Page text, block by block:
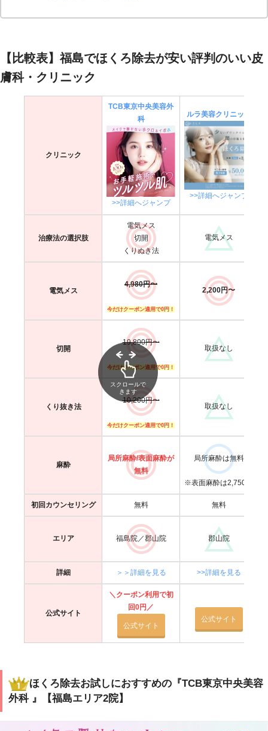
ろ除
電気メス 切開
費用
5,500～10,00
5,500～10,000円 10,000～20,000円
ほく
5㎜以下の盛り上
がったほくろ
盛り上がったほく
ろ
・1～2回でほ
ムが短い
・1回でほくろ除
去完了
・値段が安い
・テープの上か
らメイクで隠せ
・取り残しがなく
再発の心配がない
・保険適用できる
ほくろ除去は、基本的に保険適用外となります
【比較表】福島でほくろ除去が安い評判のいい皮
膚科・クリニック
クリニック
TCB東京中央美容外
科
>>詳細へジャンプ
ルラ美容クリニック
>>詳細へジャンプ
治療法の選択肢
電気メス
切開
くりぬき法
電気メス
電気メス
4,980円〜
今だけクーポン適用で0円！
2,200円〜
切開
19,800円〜
今だけクーポン適用で0円！
取扱なし
くり抜き法
10,200円〜
今だけクーポン適用で0円！
取扱なし
麻酔
局所麻酔/表面麻酔が
無料
局所麻酔は無料
※表面麻酔は2,750円
初回カウンセリング 無料 無料
エリア 福島院／郡山院 郡山院
詳細 ＞＞詳細を見る >>詳細を見る
公式サイト
＼クーポン利用で初
回0円／
公式サイト
公式サイト
スクロールで
きます
ほくろ除去お試しにおすすめの『TCB東京中央美容
外科 』【福島エリア2院】